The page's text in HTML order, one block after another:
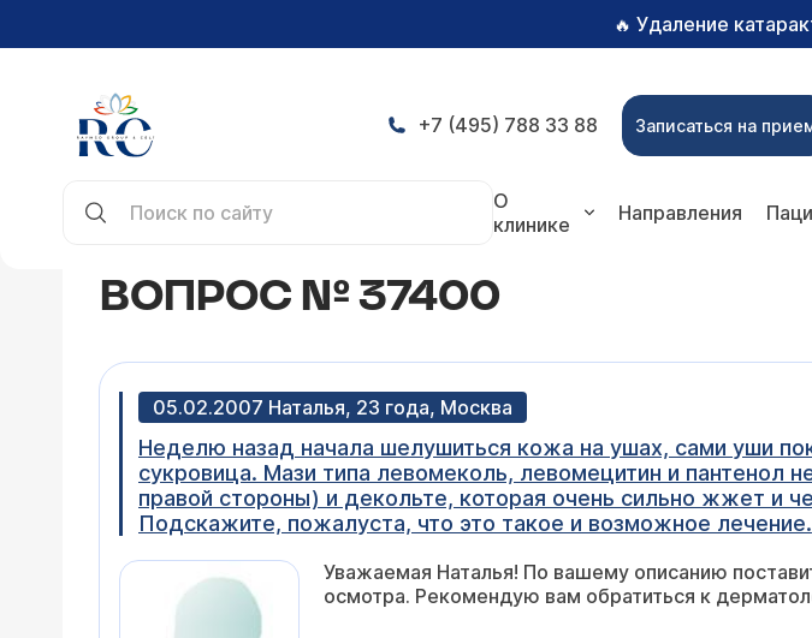
🔥 Удаление
+7 (495) 788 33 88 Записаться на
О
клинике
Направления
ВОПРОС № 37400
05.02.2007 Наталья, 23 года, Москва
Неделю назад начала шелушиться кожа на ушах, сами уши
сукровица. Мази типа левомеколь, левомецитин и пантенол
правой стороны) и декольте, которая очень сильно жжет и
Подскажите, пожалуста, что это такое и возможное лечение.
Уважаемая Наталья! По вашему описанию
осмотра. Рекомендую вам обратиться к